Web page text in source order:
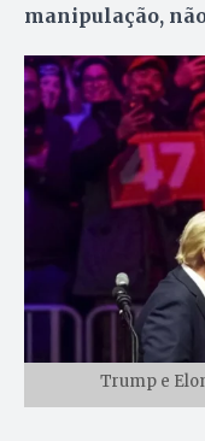
manipulação,
Trump e